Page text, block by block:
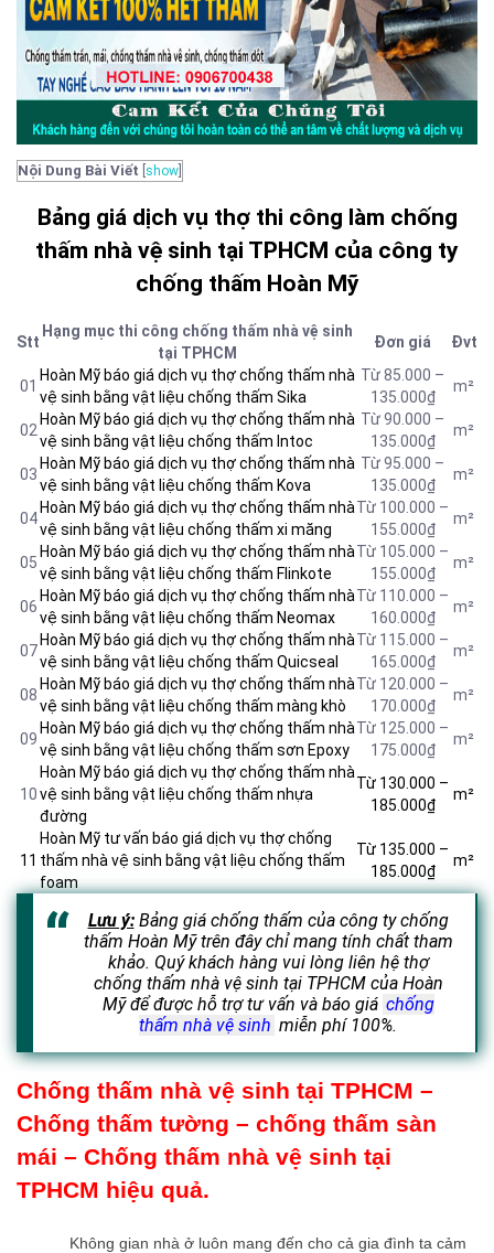
Nội Dung Bài Viết show
Bảng giá dịch vụ thợ thi công làm chống
thấm nhà vệ sinh tại TPHCM của công ty
chống thấm Hoàn Mỹ
Stt
Hạng mục thi công chống thấm nhà vệ sinh
tại TPHCM
Đơn giá Đvt
01
Hoàn Mỹ báo giá dịch vụ thợ chống thấm nhà
vệ sinh bằng vật liệu chống thấm Sika
Từ 85.000 –
135.000₫
m²
02
Hoàn Mỹ báo giá dịch vụ thợ chống thấm nhà
vệ sinh bằng vật liệu chống thấm Intoc
Từ 90.000 –
135.000₫
m²
03
Hoàn Mỹ báo giá dịch vụ thợ chống thấm nhà
vệ sinh bằng vật liệu chống thấm Kova
Từ 95.000 –
135.000₫
m²
04
Hoàn Mỹ báo giá dịch vụ thợ chống thấm nhà
vệ sinh bằng vật liệu chống thấm xi măng
Từ 100.000 –
155.000₫
m²
05
Hoàn Mỹ báo giá dịch vụ thợ chống thấm nhà
vệ sinh bằng vật liệu chống thấm Flinkote
Từ 105.000 –
155.000₫
m²
06
Hoàn Mỹ báo giá dịch vụ thợ chống thấm nhà
vệ sinh bằng vật liệu chống thấm Neomax
Từ 110.000 –
160.000₫
m²
07
Hoàn Mỹ báo giá dịch vụ thợ chống thấm nhà
vệ sinh bằng vật liệu chống thấm Quicseal
Từ 115.000 –
165.000₫
m²
08
Hoàn Mỹ báo giá dịch vụ thợ chống thấm nhà
vệ sinh bằng vật liệu chống thấm màng khò
Từ 120.000 –
170.000₫
m²
09
Hoàn Mỹ báo giá dịch vụ thợ chống thấm nhà
vệ sinh bằng vật liệu chống thấm sơn Epoxy
Từ 125.000 –
175.000₫
m²
10
Hoàn Mỹ báo giá dịch vụ thợ chống thấm nhà
vệ sinh bằng vật liệu chống thấm nhựa
đường
Từ 130.000 –
185.000₫
m²
11
Hoàn Mỹ tư vấn báo giá dịch vụ thợ chống
thấm nhà vệ sinh bằng vật liệu chống thấm
foam
Từ 135.000 –
185.000₫
m²
Lưu ý:Bảng giá chống thấm của công ty chống
thấm Hoàn Mỹ trên đây chỉ mang tính chất tham
khảo. Quý khách hàng vui lòng liên hệ thợ
chống thấm nhà vệ sinh tại TPHCM của Hoàn
Mỹ để được hỗ trợ tư vấn và báo giá chống
thấm nhà vệ sinh miễn phí 100%.
Chống thấm nhà vệ sinh tại TPHCM –
Chống thấm tường – chống thấm sàn
mái – Chống thấm nhà vệ sinh tại
TPHCM hiệu quả.
Không gian nhà ở luôn mang đến cho cả gia đình ta cảm